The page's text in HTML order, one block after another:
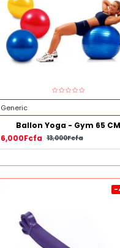
Generic
Ballon Yoga - Gym 65
6,000Fcfa 13,000Fcfa
-